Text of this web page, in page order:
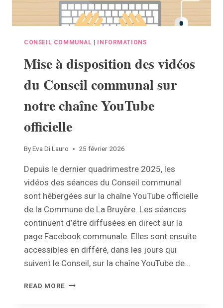
CONSEIL COMMUNAL | INFORMATIONS
Mise à disposition des vidéos
du Conseil communal sur
notre chaîne YouTube
officielle
ByEva Di Lauro 25 février 2026
Depuis le dernier quadrimestre 2025, les
vidéos des séances du Conseil communal
sont hébergées sur la chaîne YouTube officielle
de la Commune de La Bruyère. Les séances
continuent d’être diffusées en direct sur la
page Facebook communale. Elles sont ensuite
accessibles en différé, dans les jours qui
suivent le Conseil, sur la chaîne YouTube de…
READ MORE MISE